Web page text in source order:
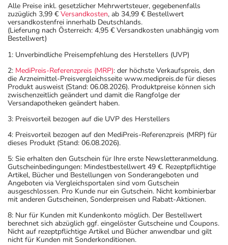
Alle Preise inkl. gesetzlicher Mehrwertsteuer, gegebenenfalls
zuzüglich 3,99 € Versandkosten, ab 34,99 € Bestellwert
versandkostenfrei innerhalb Deutschlands.
(Lieferung nach Österreich: 4,95 € Versandkosten unabhängig vom
Bestellwert)
1: Unverbindliche Preisempfehlung des Herstellers (UVP)
2: MediPreis-Referenzpreis (MRP): der höchste Verkaufspreis, den
die Arzneimittel-Preisvergleichsseite www.medipreis.de für dieses
Produkt ausweist (Stand: 06.08.2026). Produktpreise können sich
zwischenzeitlich geändert und damit die Rangfolge der
Versandapotheken geändert haben.
3: Preisvorteil bezogen auf die UVP des Herstellers
4: Preisvorteil bezogen auf den MediPreis-Referenzpreis (MRP) für
dieses Produkt (Stand: 06.08.2026).
5: Sie erhalten den Gutschein für Ihre erste Newsletteranmeldung.
Gutscheinbedingungen: Mindestbestellwert 49 €. Rezeptpflichtige
Artikel, Bücher und Bestellungen von Sonderangeboten und
Angeboten via Vergleichsportalen sind vom Gutschein
ausgeschlossen. Pro Kunde nur ein Gutschein. Nicht kombinierbar
mit anderen Gutscheinen, Sonderpreisen und Rabatt-Aktionen.
8: Nur für Kunden mit Kundenkonto möglich. Der Bestellwert
berechnet sich abzüglich ggf. eingelöster Gutscheine und Coupons.
Nicht auf rezeptpflichtige Artikel und Bücher anwendbar und gilt
nicht für Kunden mit Sonderkonditionen.